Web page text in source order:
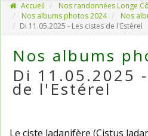
Accueil Nos randonnées Longe
Nos albums photos 2024
Nos
Di 11.05.2025 - Les cistes de l'Estérel
Nos albums
Di 11.05.2025
de l'Estérel
Le ciste ladanifère (Cistus